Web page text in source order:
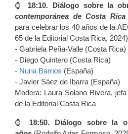
⌚️ 18:10. Diálogo sobre la
contemporánea de Costa
para celebrar los 40 años de la
65 de la Editorial Costa Rica,
- Gabriela Peña-Valle (Costa Rica)
- Diego Quintero (Costa Rica)
- Nuria Barrios (España)
- Javier Sáez de Ibarra (España)
Modera: Laura Solano Rivera,
de la Editorial Costa Rica
⌚️ 18:50. Diálogo sobre la